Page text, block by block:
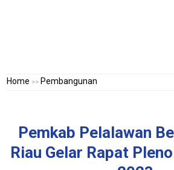
Home >> Pembangunan
Pemkab Pelalawan
Riau Gelar Rapat